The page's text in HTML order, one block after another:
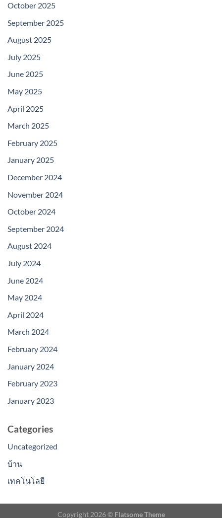
October 2025
September 2025
August 2025
July 2025
June 2025
May 2025
April 2025
March 2025
February 2025
January 2025
December 2024
November 2024
October 2024
September 2024
August 2024
July 2024
June 2024
May 2024
April 2024
March 2024
February 2024
January 2024
February 2023
January 2023
Categories
Uncategorized
บ้าน
เทคโนโลยี
Copyright 2026 © Flatsome Theme